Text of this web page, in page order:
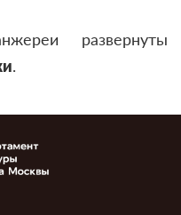
развернуты
.